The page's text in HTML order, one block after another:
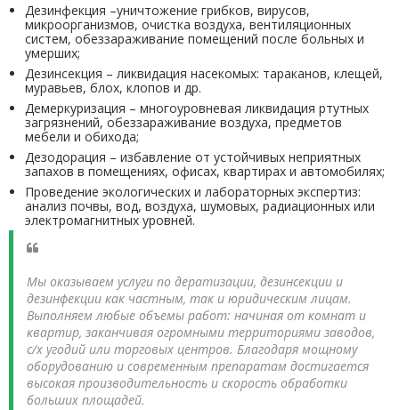
Дезинфекция –уничтожение грибков, вирусов,
микроорганизмов, очистка воздуха, вентиляционных
систем, обеззараживание помещений после больных и
умерших;
Дезинсекция – ликвидация насекомых: тараканов, клещей,
муравьев, блох, клопов и др.
Демеркуризация – многоуровневая ликвидация ртутных
загрязнений, обеззараживание воздуха, предметов
мебели и обихода;
Дезодорация – избавление от устойчивых неприятных
запахов в помещениях, офисах, квартирах и автомобилях;
Проведение экологических и лабораторных экспертиз:
анализ почвы, вод, воздуха, шумовых, радиационных или
электромагнитных уровней.
Мы оказываем услуги по дератизации, дезинсекции и
дезинфекции как частным, так и юридическим лицам.
Выполняем любые объемы работ: начиная от комнат и
квартир, заканчивая огромными территориями заводов,
с/х угодий или торговых центров. Благодаря мощному
оборудованию и современным препаратам достигается
высокая производительность и скорость обработки
больших площадей.